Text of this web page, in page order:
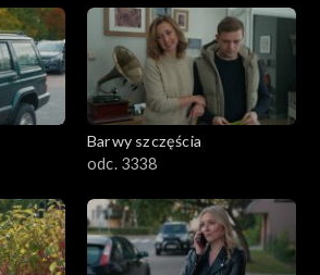
Barwy szczęścia
odc. 3338